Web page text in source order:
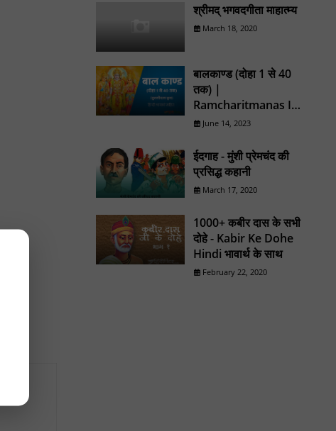
श्रीमद् भगवदगीता माहात्म्य
March 18, 2020
बालकाण्ड (दोहा 1 से 40
तक) |
Ramcharitmanas In
Hindi
June 14, 2023
ईदगाह - मुंशी प्रेमचंद की
प्रसिद्ध कहानी
March 17, 2020
1000+ कबीर दास के सभी
दोहे - Kabir Ke Dohe
Hindi भावार्थ के साथ
February 22, 2020